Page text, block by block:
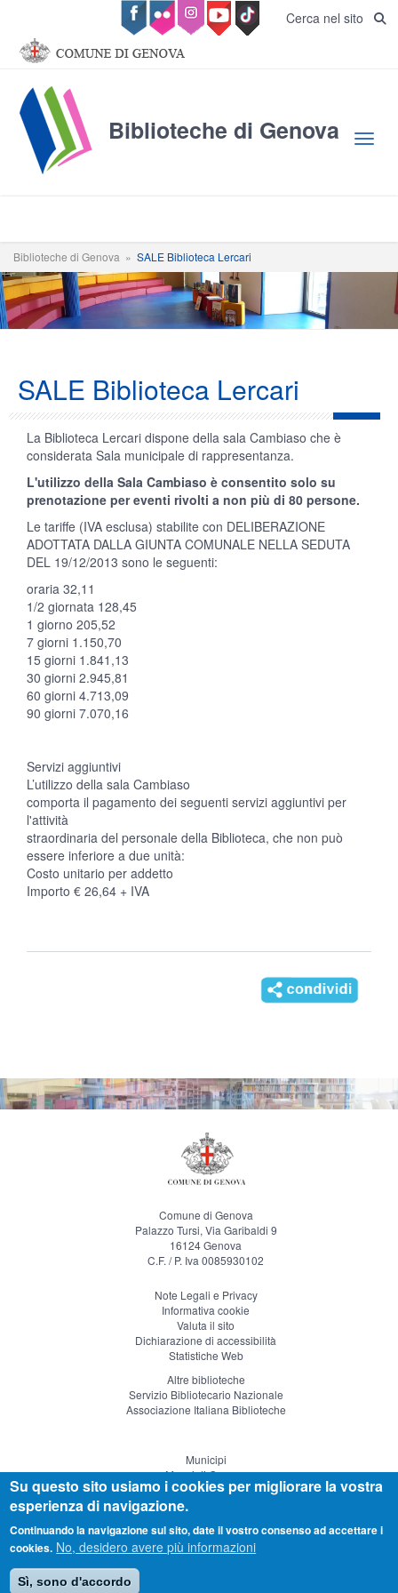
Salta al contenuto principale Cerca nel sito
Biblioteche di Genova
Biblioteche di Genova » SALE Biblioteca Lercari
SALE Biblioteca Lercari
La Biblioteca Lercari dispone della sala Cambiaso che è
considerata Sala municipale di rappresentanza.
L'utilizzo della Sala Cambiaso è consentito solo su
prenotazione per eventi rivolti a non più di 80 persone.
Le tariffe (IVA esclusa) stabilite con DELIBERAZIONE
ADOTTATA DALLA GIUNTA COMUNALE NELLA SEDUTA
DEL 19/12/2013 sono le seguenti:
oraria 32,11
1/2 giornata 128,45
1 giorno 205,52
7 giorni 1.150,70
15 giorni 1.841,13
30 giorni 2.945,81
60 giorni 4.713,09
90 giorni 7.070,16
Servizi aggiuntivi
L’utilizzo della sala Cambiaso
comporta il pagamento dei seguenti servizi aggiuntivi per
l'attività
straordinaria del personale della Biblioteca, che non può
essere inferiore a due unità:
Costo unitario per addetto
Importo € 26,64 + IVA
Comune di Genova
Palazzo Tursi, Via Garibaldi 9
16124 Genova
C.F. / P. Iva 0085930102
Note Legali e Privacy
Informativa cookie
Valuta il sito
Dichiarazione di accessibilità
Statistiche Web
Altre biblioteche
Servizio Bibliotecario Nazionale
Associazione Italiana Biblioteche
Municipi
Musei di Genova
Genova Teatro
Visitgenoa
Su questo sito usiamo i cookies per migliorare la vostra
esperienza di navigazione.
Continuando la navigazione sul sito, date il vostro consenso ad accettare i
cookies. No, desidero avere più informazioni
Sì, sono d'accordo